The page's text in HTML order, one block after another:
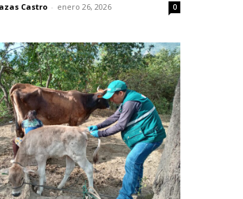
Castro - enero 26, 2026 0